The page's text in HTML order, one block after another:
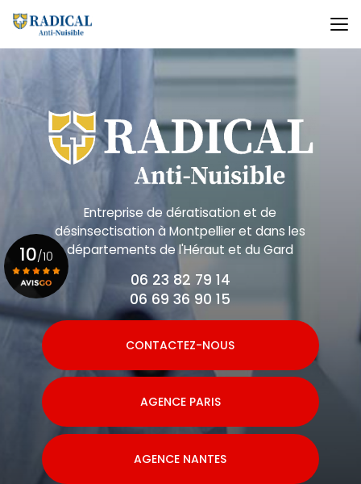
au
contenu
principal
Entreprise de dératisation et de
désinsectisationà Montpellier et dans les
départements de l'Héraut et du Gard
06 23 82 79 14
06 69 36 90 15
CONTACTEZ-NOUS
AGENCE PARIS
AGENCE NANTES
10/10
Voir le certificat